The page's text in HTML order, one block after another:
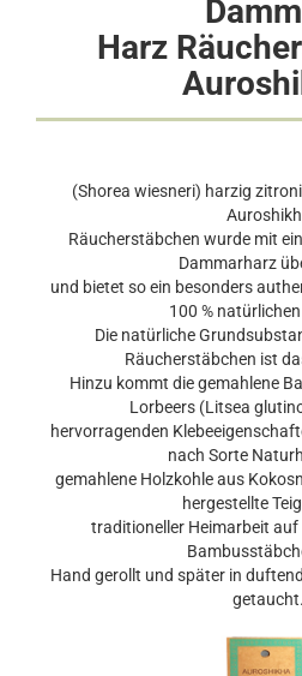
Harz
(Shorea wiesneri) harzig
Räucherstäbchen wurde mit
Dammarharz
und bietet so ein besonders
100 %
Die natürliche
Räucherstäbchen ist
Hinzu kommt die gemahlene
Lorbeers (Litsea
hervorragenden
nach Sorte
gemahlene Holzkohle aus
hergestellte
traditioneller Heimarbeit
Hand gerollt und später in
getaucht.